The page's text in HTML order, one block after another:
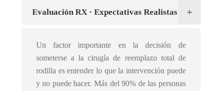
Evaluación RX · Expectativas Realistas
Un factor importante en la decisión de
someterse a la cirugía de reemplazo total de
rodilla es entender lo que la intervención puede
y no puede hacer. Más del 90% de las personas